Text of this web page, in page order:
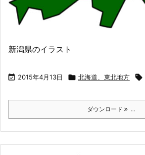
新潟県のイラスト
 2015年4月13日  北海道、東北地方 
ダウンロード ...